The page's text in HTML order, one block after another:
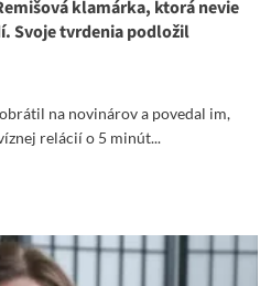
klamárka, ktorá nevie
Svoje tvrdenia podložil
na novinárov a povedal im,
relácií o 5 minút...